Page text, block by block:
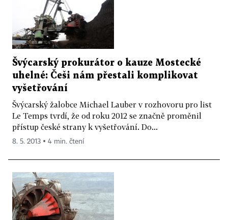
Švýcarský prokurátor o kauze Mostecké
uhelné: Češi nám přestali komplikovat
vyšetřování
Švýcarský žalobce Michael Lauber v rozhovoru pro list
Le Temps tvrdí, že od roku 2012 se značně proměnil
přístup české strany k vyšetřování. Do...
8. 5. 2013 ▪ 4 min. čtení